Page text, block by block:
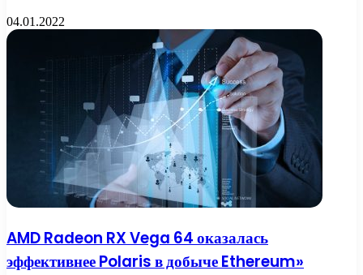
04.01.2022
AMD Radeon RX Vega 64 оказалась
эффективнее Polaris в добыче Ethereum»